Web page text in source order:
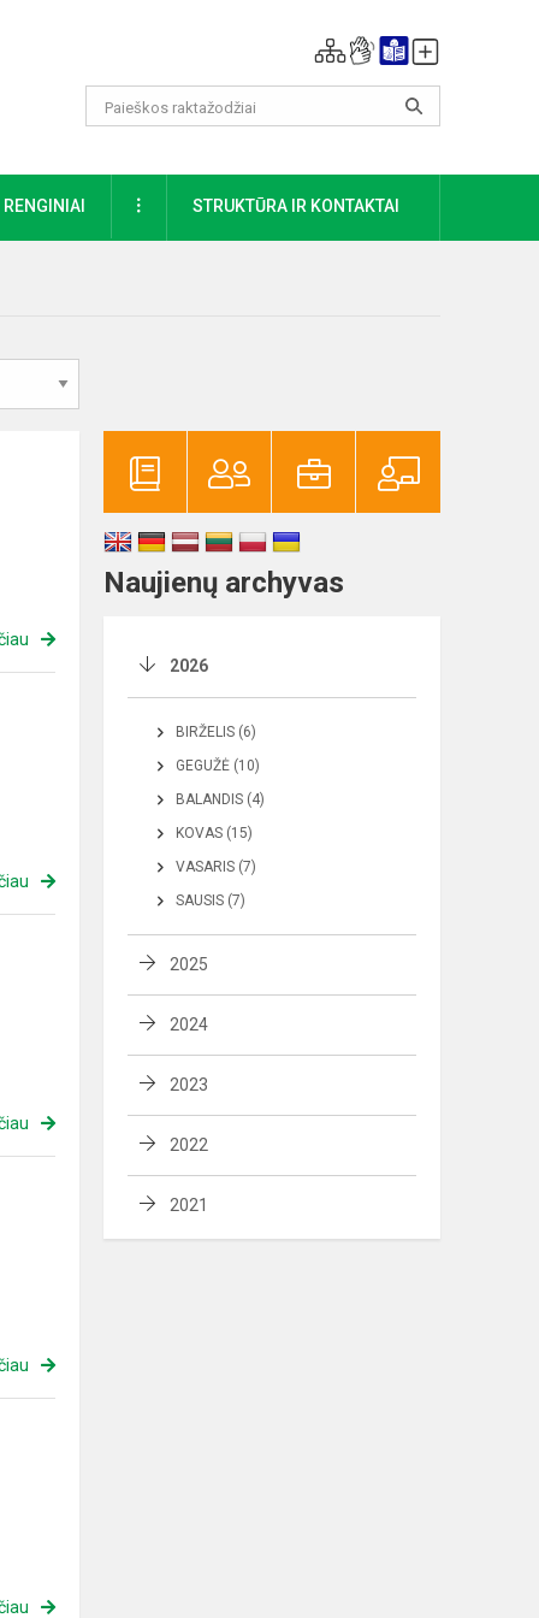
RENGINIAI DAUGIAUSTRUKTŪRA IR KONTAKTAI
Naujienų archyvas
2026
BIRŽELIS (6)
GEGUŽĖ (10)
BALANDIS (4)
KOVAS (15)
VASARIS (7)
SAUSIS (7)
2025
2024
2023
2022
2021